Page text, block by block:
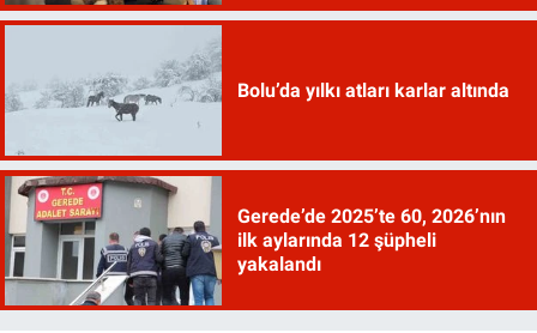
Bolu’da yılkı atları karlar altında
Gerede’de 2025’te 60, 2026’nın
ilk aylarında 12 şüpheli
yakalandı